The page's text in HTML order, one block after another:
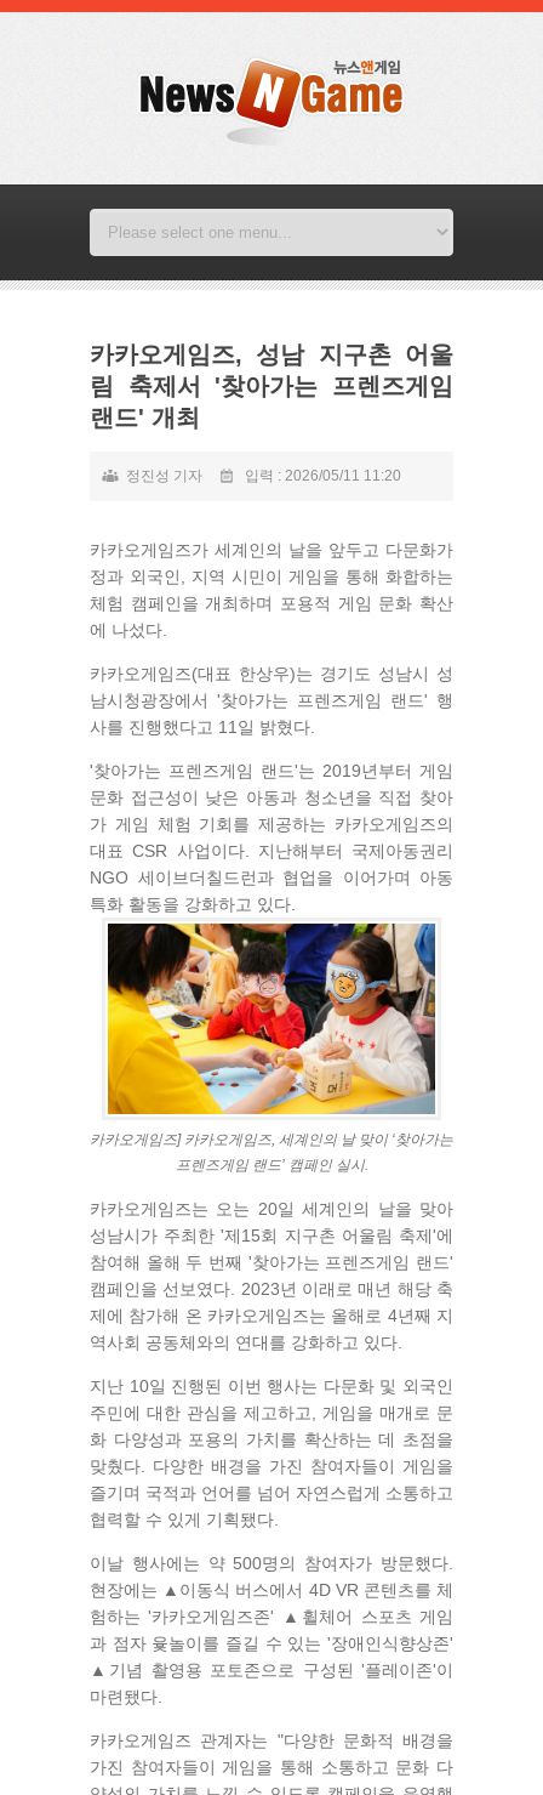
카카오게임즈, 성남 지구촌 어울
림 축제서 '찾아가는 프렌즈게임
랜드' 개최
정진성 기자 입력 : 2026/05/11 11:20
카카오게임즈가 세계인의 날을 앞두고 다문화가
정과 외국인, 지역 시민이 게임을 통해 화합하는
체험 캠페인을 개최하며 포용적 게임 문화 확산
에 나섰다.
카카오게임즈(대표 한상우)는 경기도 성남시 성
남시청광장에서 '찾아가는 프렌즈게임 랜드' 행
사를 진행했다고 11일 밝혔다.
'찾아가는 프렌즈게임 랜드'는 2019년부터 게임
문화 접근성이 낮은 아동과 청소년을 직접 찾아
가 게임 체험 기회를 제공하는 카카오게임즈의
대표 CSR 사업이다. 지난해부터 국제아동권리
NGO 세이브더칠드런과 협업을 이어가며 아동
특화 활동을 강화하고 있다.
카카오게임즈] 카카오게임즈, 세계인의 날 맞이 ‘찾아가는
프렌즈게임 랜드’ 캠페인 실시.
카카오게임즈는 오는 20일 세계인의 날을 맞아
성남시가 주최한 '제15회 지구촌 어울림 축제'에
참여해 올해 두 번째 '찾아가는 프렌즈게임 랜드'
캠페인을 선보였다. 2023년 이래로 매년 해당 축
제에 참가해 온 카카오게임즈는 올해로 4년째 지
역사회 공동체와의 연대를 강화하고 있다.
지난 10일 진행된 이번 행사는 다문화 및 외국인
주민에 대한 관심을 제고하고, 게임을 매개로 문
화 다양성과 포용의 가치를 확산하는 데 초점을
맞췄다. 다양한 배경을 가진 참여자들이 게임을
즐기며 국적과 언어를 넘어 자연스럽게 소통하고
협력할 수 있게 기획됐다.
이날 행사에는 약 500명의 참여자가 방문했다.
현장에는 ▲이동식 버스에서 4D VR 콘텐츠를 체
험하는 '카카오게임즈존' ▲휠체어 스포츠 게임
과 점자 윷놀이를 즐길 수 있는 '장애인식향상존'
▲기념 촬영용 포토존으로 구성된 '플레이존'이
마련됐다.
카카오게임즈 관계자는 "다양한 문화적 배경을
가진 참여자들이 게임을 통해 소통하고 문화 다